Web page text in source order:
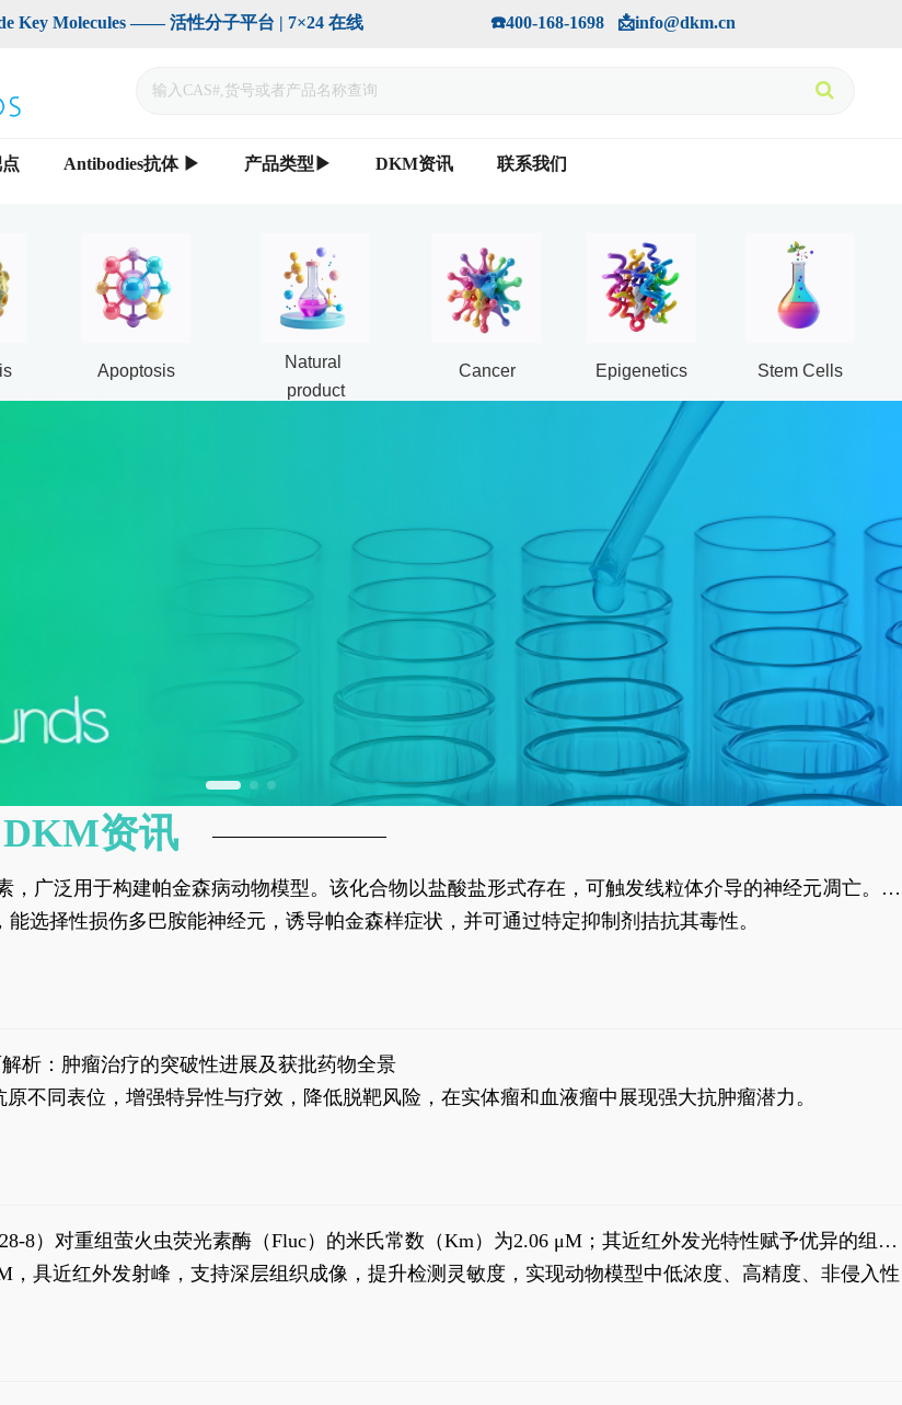
手机版
Key Molecules —— 活性分子平台 | 7×24 在线                             ☎️400-168-1698   📩info@dkm.cn
Antibodies抗体 ▶ 产品类型▶ DKM资讯 联系我们
Apoptosis
Natural
product
Cancer Epigenetics Stem Cells
，广泛用于构建帕金森病动物模型。该化合物以盐酸盐形式存在，可触发线粒体介导的神经元凋亡。其
神经元，从而可靠模拟帕金森病的核心病理与行为表型。
选择性损伤多巴胺能神经元，诱导帕金森样症状，并可通过特定抑制剂拮抗其毒性。
析：肿瘤治疗的突破性进展及获批药物全景
不同表位，增强特异性与疗效，降低脱靶风险，在实体瘤和血液瘤中展现强大抗肿瘤潜力。
8）对重组萤火虫荧光素酶（Fluc）的米氏常数（Km）为2.06 μM；其近红外发光特性赋予优异的组织
物模型中极低给药剂量下的高灵敏度、非侵入式生物发光动态追踪。
，具近红外发射峰，支持深层组织成像，提升检测灵敏度，实现动物模型中低浓度、高精度、非侵入性
DKM资讯